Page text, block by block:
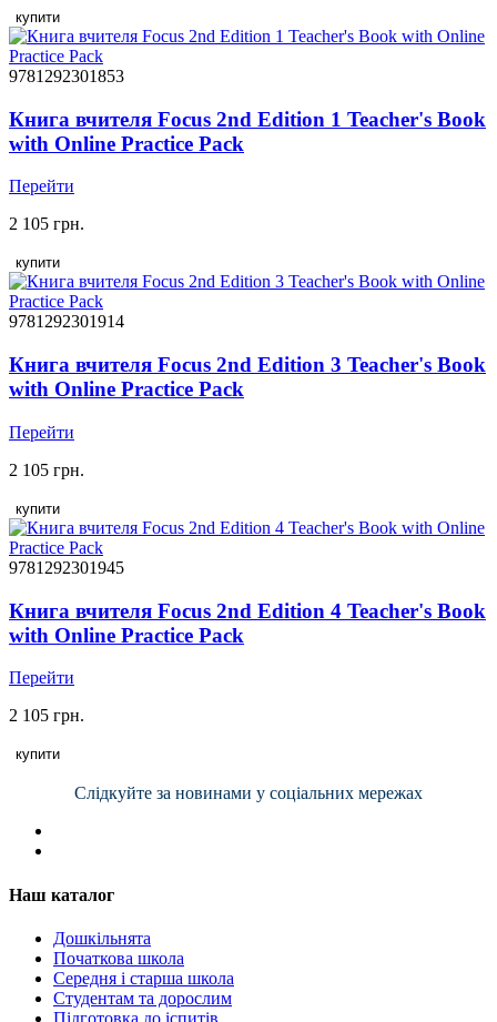
купити
9781292301853
Книга вчителя Focus 2nd Edition 1 Teacher's Book
with Online Practice Pack
Перейти
2 105 грн.
купити
9781292301914
Книга вчителя Focus 2nd Edition 3 Teacher's Book
with Online Practice Pack
Перейти
2 105 грн.
купити
9781292301945
Книга вчителя Focus 2nd Edition 4 Teacher's Book
with Online Practice Pack
Перейти
2 105 грн.
купити
Слідкуйте за новинами у соціальних мережах
Наш каталог
Дошкільнята
Початкова школа
Середня і старша школа
Студентам та дорослим
Підготовка до іспитів